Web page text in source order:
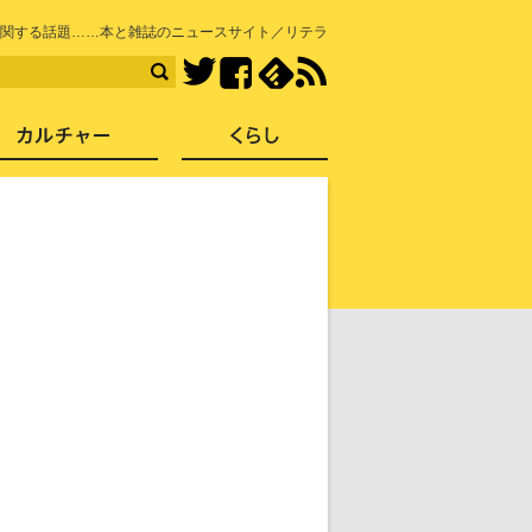
する話題……本と雑誌のニュースサイト／リテラ
TwitterFacebook
社会